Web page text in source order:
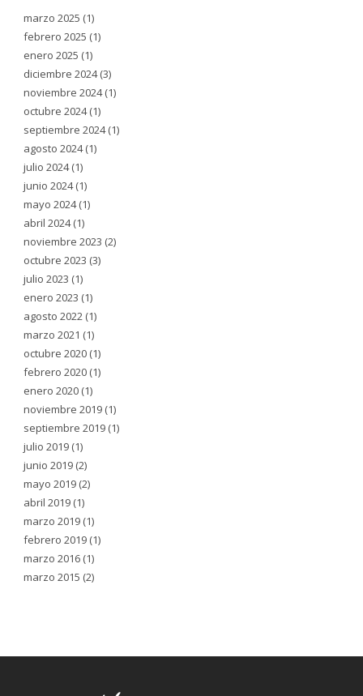
marzo 2025 (1)
febrero 2025 (1)
enero 2025 (1)
diciembre 2024(3)
noviembre 2024(1)
octubre 2024(1)
septiembre 2024(1)
agosto 2024(1)
julio 2024(1)
junio 2024(1)
mayo 2024(1)
abril 2024(1)
noviembre 2023 (2)
octubre 2023 (3)
julio 2023 (1)
enero 2023 (1)
agosto 2022 (1)
marzo 2021 (1)
octubre 2020 (1)
febrero 2020 (1)
enero 2020 (1)
noviembre 2019 (1)
septiembre 2019 (1)
julio 2019 (1)
junio 2019 (2)
mayo 2019 (2)
abril 2019 (1)
marzo 2019 (1)
febrero 2019 (1)
marzo 2016 (1)
marzo 2015 (2)